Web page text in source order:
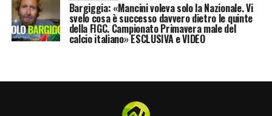
Bargiggia: «Mancini voleva solo la Nazionale. Vi
svelo cosa è successo davvero dietro le quinte
della FIGC. Campionato Primavera male del
calcio italiano» ESCLUSIVA e VIDEO